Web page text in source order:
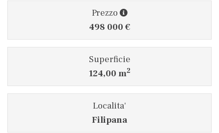
Prezzo
498 000 €
Superficie
124,00 m2
Localita'
Filipana